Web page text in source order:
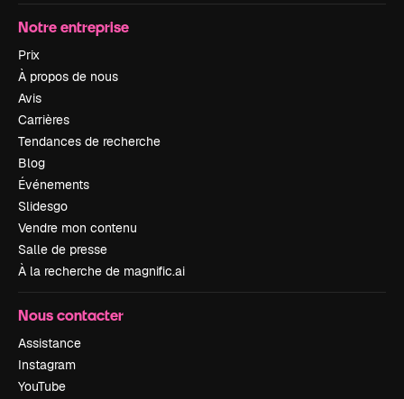
Notre entreprise
Prix
À propos de nous
Avis
Carrières
Tendances de recherche
Blog
Événements
Slidesgo
Vendre mon contenu
Salle de presse
À la recherche de magnific.ai
Nous contacter
Assistance
Instagram
YouTube